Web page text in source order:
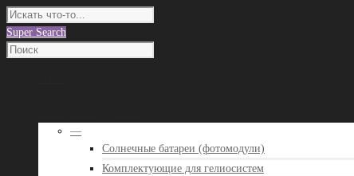
Super Search
—
Солнечные батареи (фотомодули)
Комплектующие для гелиосистем